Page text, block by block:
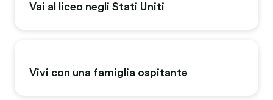
Vai al liceo negli Stati Uniti
Vivi con una famiglia ospitante